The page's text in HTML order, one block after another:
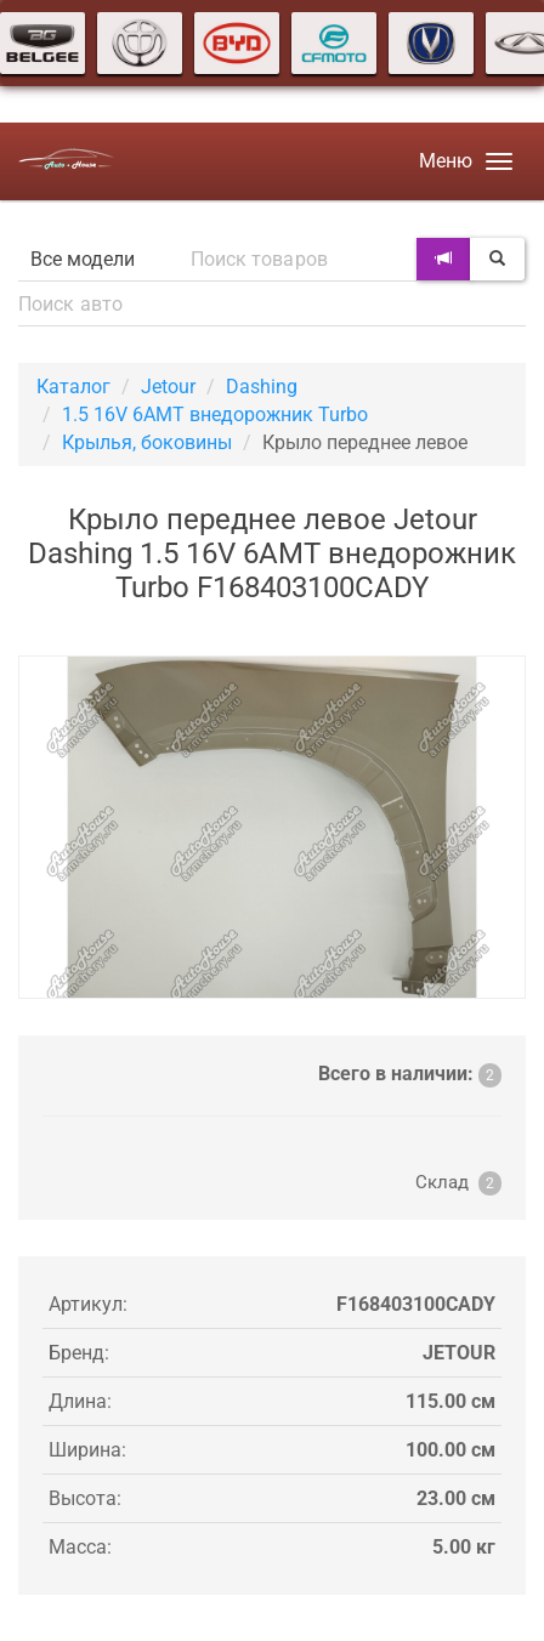
Меню
Каталог Jetour
Dashing
1.5 16V 6AMT внедорожник Turbo
Крылья, боковины
Крыло переднее левое
Крыло переднее левое Jetour
Dashing 1.5 16V 6AMT внедорожник
Turbo F168403100CADY
Всего в наличии: 2
Склад 2
Артикул: F168403100CADY
Бренд: JETOUR
Длина: 115.00 см
Ширина: 100.00 см
Высота: 23.00 см
Масса: 5.00 кг